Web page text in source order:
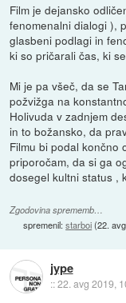
Film je dejansko
fenomenalni dialogi ),
glasbeni podlagi in
ki so pričarali čas, ki
Mi je pa všeč, da se
požvižga na
Holivuda v zadnjem
in to božansko, da
Filmu bi podal končno
priporočam, da si ga
dosegel kultni status ,
Zgodovina sprememb…
spremenil:starboi(22.
jype
::22. avg 2019,